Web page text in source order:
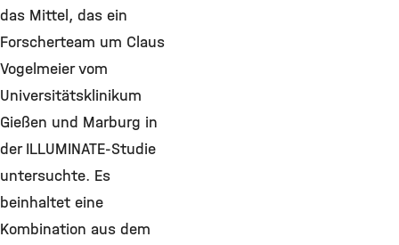
das Mittel, das ein
Forscherteam um Claus
Vogelmeier vom
Universitätsklinikum
Gießen und Marburg in
der ILLUMINATE-Studie
untersuchte. Es
beinhaltet eine
Kombination aus dem